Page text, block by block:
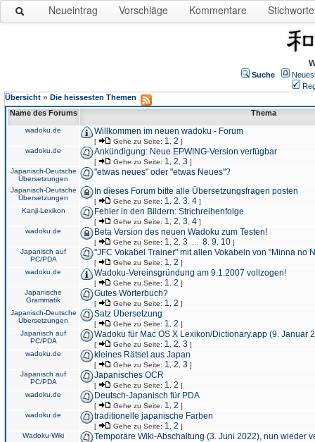
Neueintrag Vorschläge Kommentare Stichworte
Suche
Übersicht » Die heissesten Themen
Name des Forums
Thema
wadoku.de Willkommen im neuen wadoku - Forum
[ Gehe zu Seite: 1 2 ]
wadoku.de
Ankündigung: Neue EPWING-Version verfügbar
[ Gehe zu Seite: 1 2 3 ]
Japanisch-Deutsche
Übersetzungen
"etwas neues" oder "etwas Neues"?
Japanisch-Deutsche
Übersetzungen
In dieses Forum bitte alle Übersetzungsfragen posten
[ Gehe zu Seite: 1 2 3 4 ]
Kanji-Lexikon
Fehler in den Bildern: Strichreihenfolge
[ Gehe zu Seite: 1 2 3 4 ]
wadoku.de
Beta Version des neuen Wadoku zum Testen!
[ Gehe zu Seite: 1 2 3 8 9 10 ]
Japanisch auf
PC/PDA
"JFC Vokabel Trainer" mit allen Vokabeln von "Minna no
[ Gehe zu Seite: 1 2 ]
wadoku.de
Wadoku-Vereinsgründung am 9.1.2007 vollzogen!
[ Gehe zu Seite: 1 2 ]
Japanische
Grammatik
Gutes Wörterbuch?
[ Gehe zu Seite: 1 2 ]
Japanisch-Deutsche
Übersetzungen
Satz Übersetzung
[ Gehe zu Seite: 1 2 ]
Japanisch auf
PC/PDA
Wadoku für Mac OS X Lexikon/Dictionary.app (9. Januar
[ Gehe zu Seite: 1 2 3 ]
wadoku.de
kleines Rätsel aus Japan
[ Gehe zu Seite: 1 2 3 ]
Japanisch auf
PC/PDA
Japanisches OCR
[ Gehe zu Seite: 1 2 ]
wadoku.de
Deutsch-Japanisch für PDA
[ Gehe zu Seite: 1 2 ]
wadoku.de
traditionelle japanische Farben
[ Gehe zu Seite: 1 2 ]
Wadoku-Wiki
Temporäre Wiki-Abschaltung (3. Juni 2022), nun wieder